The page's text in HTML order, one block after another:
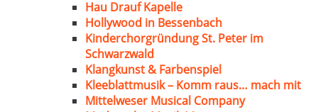
Hau Drauf Kapelle
Hollywood in Bessenbach
Kinderchorgründung St. Peter im
Schwarzwald
Klangkunst & Farbenspiel
Kleeblattmusik – Komm raus… mach mit
Mittelweser Musical Company